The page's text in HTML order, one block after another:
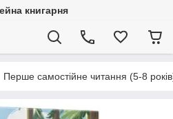
книгарня
Перше самостійне читання (5-8